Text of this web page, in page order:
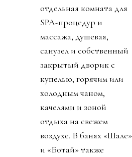
отдельная комната для
SPA-процедур и
массажа, душевая,
санузел и собственный
закрытый дворик с
купелью, горячим или
холодным чаном,
качелями и зоной
отдыха на свежем
воздухе. В банях «Шале»
и «Ботай» также